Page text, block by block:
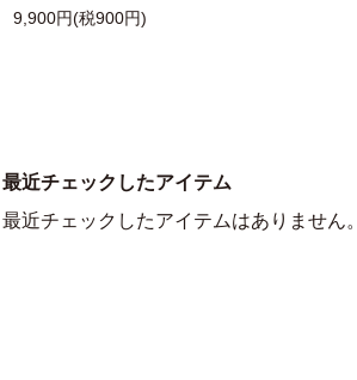
9,900円(税900円)
最近チェックしたアイテム
最近チェックしたアイテムはありません。